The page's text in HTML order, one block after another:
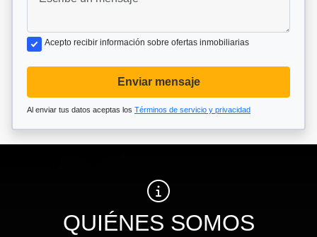
Acepto recibir información sobre ofertas inmobiliarias
Enviar mensaje
Al enviar tus datos aceptas los Términos de servicio y privacidad
QUIÉNES SOMOS